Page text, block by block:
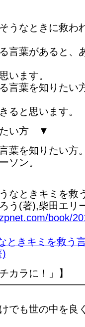
ときに救われ
があると、あ
ます。
を知りたい方
思います。
い方 ▼
を知りたい方
ン。
なときキミを救
(著),柴田エリ
book/
カラに！」】
世の中を良く